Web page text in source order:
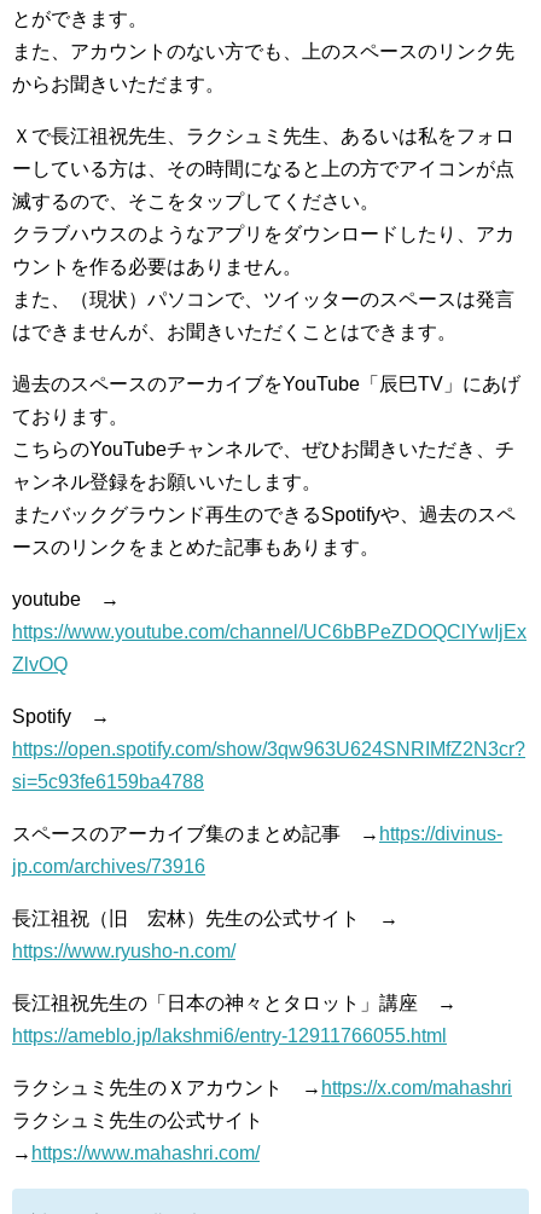
とができます。
また、アカウントのない方でも、上のスペースのリンク先
からお聞きいただます。
Ｘで長江祖祝先生、ラクシュミ先生、あるいは私をフォロ
ーしている方は、その時間になると上の方でアイコンが点
滅するので、そこをタップしてください。
クラブハウスのようなアプリをダウンロードしたり、アカ
ウントを作る必要はありません。
また、（現状）パソコンで、ツイッターのスペースは発言
はできませんが、お聞きいただくことはできます。
過去のスペースのアーカイブをYouTube「辰巳TV」にあげ
ております。
こちらのYouTubeチャンネルで、ぜひお聞きいただき、チ
ャンネル登録をお願いいたします。
またバックグラウンド再生のできるSpotifyや、過去のスペ
ースのリンクをまとめた記事もあります。
youtube →
https://www.youtube.com/channel/UC6bBPeZDOQClYwIjEx
ZlvOQ
Spotify →
https://open.spotify.com/show/3qw963U624SNRIMfZ2N3cr?
si=5c93fe6159ba4788
スペースのアーカイブ集のまとめ記事 → https://divinus-
jp.com/archives/73916
長江祖祝（旧 宏林）先生の公式サイト →
https://www.ryusho-n.com/
長江祖祝先生の「日本の神々とタロット」講座 →
https://ameblo.jp/lakshmi6/entry-12911766055.html
ラクシュミ先生のＸアカウント → https://x.com/mahashri
ラクシュミ先生の公式サイト
→ https://www.mahashri.com/